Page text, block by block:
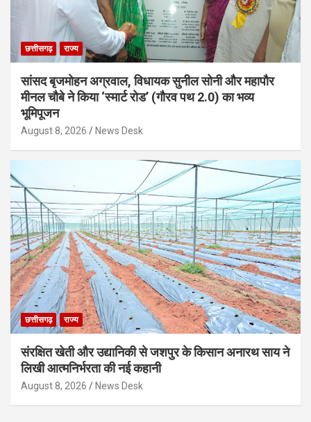
छत्तीसगढ़ राज्य
सांसद बृजमोहन अग्रवाल, विधायक सुनील सोनी और महापौर
मीनल चौबे ने किया ‘स्मार्ट रोड’ (गौरव पथ 2.0) का भव्य
भूमिपूजन
August 8, 2026 News Desk
छत्तीसगढ़ राज्य
संरक्षित खेती और उद्यानिकी से जशपुर के किसान अनारथ साय ने
लिखी आत्मनिर्भरता की नई कहानी
August 8, 2026 News Desk